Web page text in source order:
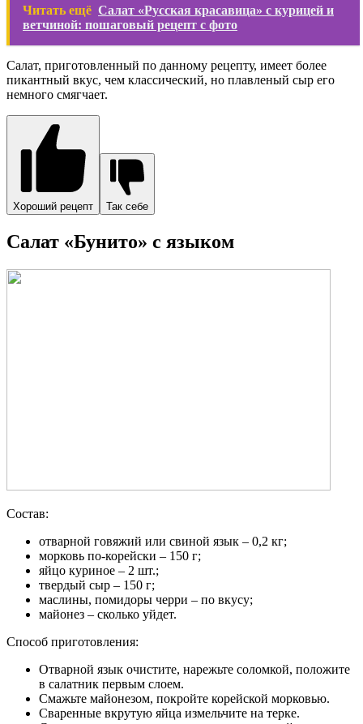
Читать ещё Салат «Русская красавица» с курицей и
ветчиной: пошаговый рецепт с фото
Салат, приготовленный по данному рецепту, имеет более
пикантный вкус, чем классический, но плавленый сыр его
немного смягчает.
Хороший рецепт Так себе
Салат «Бунито» с языком
Состав:
отварной говяжий или свиной язык – 0,2 кг;
морковь по-корейски – 150 г;
яйцо куриное – 2 шт.;
твердый сыр – 150 г;
маслины, помидоры черри – по вкусу;
майонез – сколько уйдет.
Способ приготовления:
Отварной язык очистите, нарежьте соломкой, положите
в салатник первым слоем.
Смажьте майонезом, покройте корейской морковью.
Сваренные вкрутую яйца измельчите на терке.